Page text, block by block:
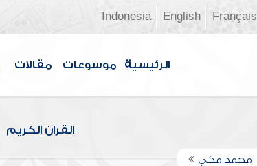
Français
English
Indonesia
الرئيسية موسوعات مقالات
القرآن الكريم
محمد مكي